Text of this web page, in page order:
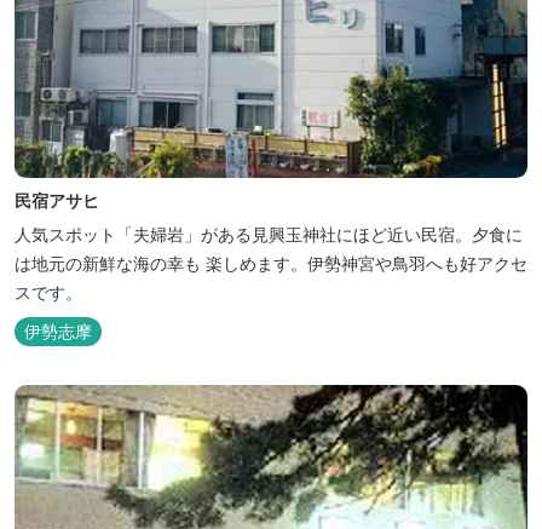
民宿アサヒ
人気スポット「夫婦岩」がある見興玉神社にほど近い民宿。夕食に
は地元の新鮮な海の幸も 楽しめます。伊勢神宮や鳥羽へも好アクセ
スです。
伊勢志摩